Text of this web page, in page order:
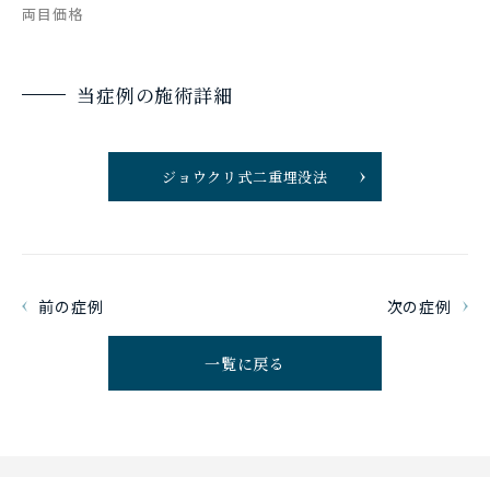
両目価格
当症例の施術詳細
ジョウクリ式二重埋没法
前の症例 次の症例
一覧に戻る